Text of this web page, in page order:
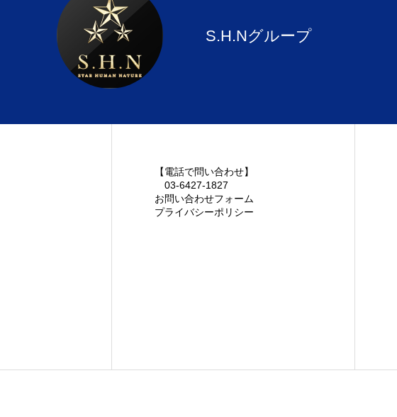
サービス
お知らせ
お問い合わせフォーム
S.H.Nグループ
【電話で問い合わせ】
03-6427-1827
お問い合わせフォーム
プライバシーポリシー